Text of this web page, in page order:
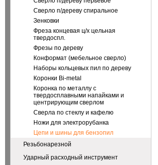
Сверло п/дереву спиральное
Зенковки
Фреза концевая ц/х цельная
твердоспл.
Фрезы по дереву
Конформат (мебельное сверло)
Наборы кольцевых пил по дереву
Коронки Bi-metal
Коронка по металлу с
твердосплавными напайками и
центрирующим сверлом
Сверла по стеклу и кафелю
Ножи для электрорубанка
Цепи и шины для бензопил
Резьбонарезной
Ударный расходный инструмент